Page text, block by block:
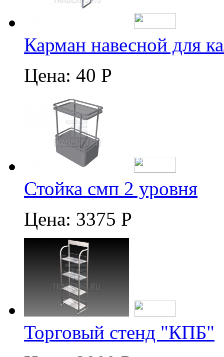
Карман навесной для
Цена: 40 Р
Стойка смп 2 уровня
Цена: 3375 Р
Торговый стенд "КПБ"